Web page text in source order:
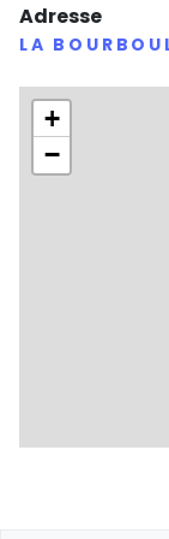
Adresse
LA
+
−